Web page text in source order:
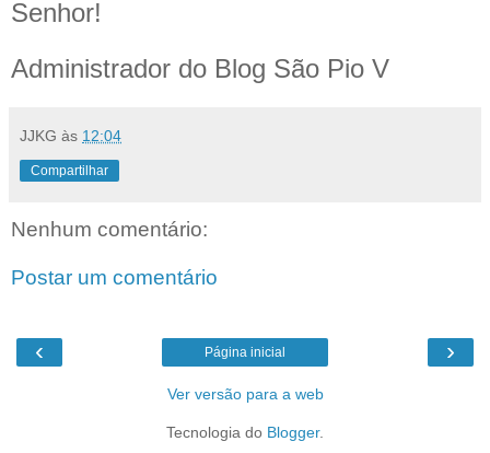
Senhor!
Administrador do Blog São Pio V
JJKG às 12:04
Compartilhar
Nenhum comentário:
Postar um comentário
‹ ›
Página inicial
Ver versão para a web
Tecnologia do Blogger.